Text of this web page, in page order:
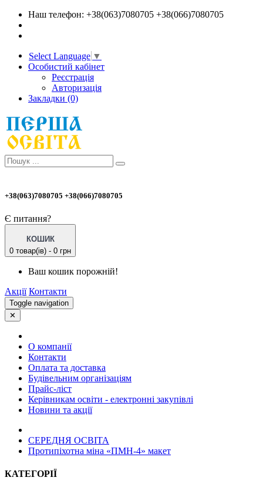
Наш телефон: +38(063)7080705 +38(066)7080705
Select Language ▼
Особистий кабінет
Реєстрація
Авторизація
Закладки (0)
+38(063)7080705 +38(066)7080705
Є питання?
КОШИК
0 товар(ів) - 0 грн
Ваш кошик порожній!
Акції Контакти
Toggle navigation
✕
О компанії
Контакти
Оплата та доставка
Будівельним організаціям
Прайс-ліст
Керівникам освіти - електронні закупівлі
Новини та акції
СЕРЕДНЯ ОСВIТА
Протипіхотна міна «ПМН-4» макет
КАТЕГОРІЇ